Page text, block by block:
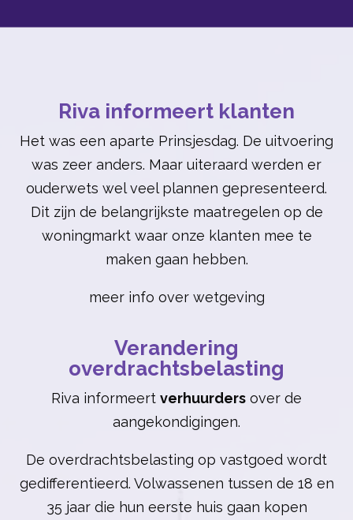
Riva informeert klanten
Het was een aparte Prinsjesdag. De uitvoering
was zeer anders. Maar uiteraard werden er
ouderwets wel veel plannen gepresenteerd.
Dit zijn de belangrijkste maatregelen op de
woningmarkt waar onze klanten mee te
maken gaan hebben.
meer info over wetgeving
Verandering
overdrachtsbelasting
Riva informeert verhuurders over de
aangekondigingen.
De overdrachtsbelasting op vastgoed wordt
gedifferentieerd. Volwassenen tussen de 18 en
35 jaar die hun eerste huis gaan kopen